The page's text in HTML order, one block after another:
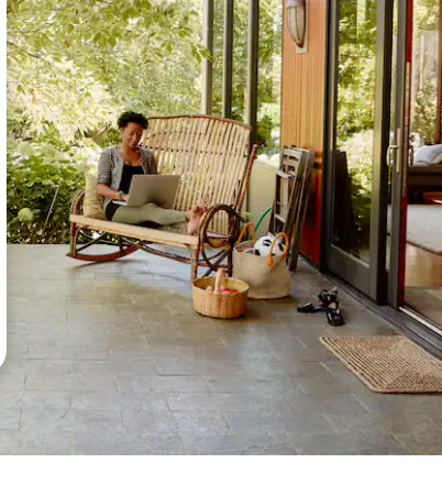
met je de pijltjestoetsen omhoog en omlaag, óf door te